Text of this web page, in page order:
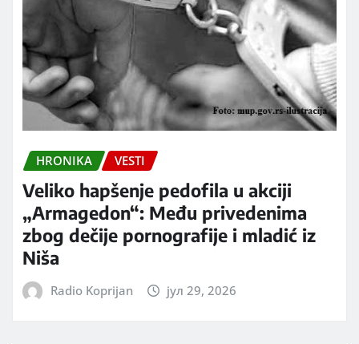
HRONIKA VESTI
Veliko hapšenje pedofila u akciji
„Armagedon“: Među privedenima
zbog dečije pornografije i mladić iz
Niša
Radio Koprijan јул 29, 2026